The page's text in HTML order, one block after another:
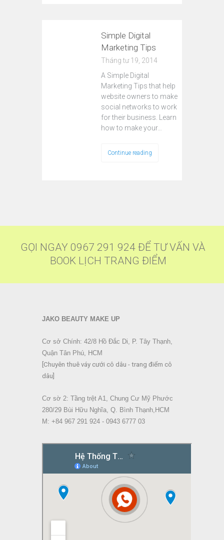
Simple Digital
Marketing Tips
Tháng tư 19, 2014
A Simple Digital
Marketing Tips that help
website owners to make
social networks to work
for their business. Learn
how to make your…
Continue reading
GỌI NGAY 0967 291 924 ĐỂ TƯ VẤN VÀ
BOOK LỊCH TRANG ĐIỂM
JAKO BEAUTY MAKE UP
Cơ sở Chính: 42/8 Hồ Đắc Di, P. Tây Thạnh,
Quận Tân Phú, HCM
[Chuyên thuê váy cưới cô dâu - trang điểm cô
dâu]
Cơ sờ 2: Tầng trệt A1, Chung Cư Mỹ Phước
280/29 Bùi Hữu Nghĩa, Q. Bình Thạnh,HCM
M: +84 967 291 924 - 0943 6777 03